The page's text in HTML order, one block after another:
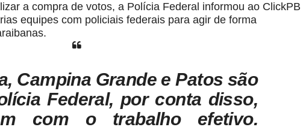
a compra de votos, a Polícia Federal informou ao ClickPB
equipes com policiais federais para agir de forma
Campina Grande e Patos são
Federal, por conta disso,
com o trabalho efetivo.